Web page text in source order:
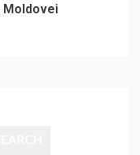
Moldovei